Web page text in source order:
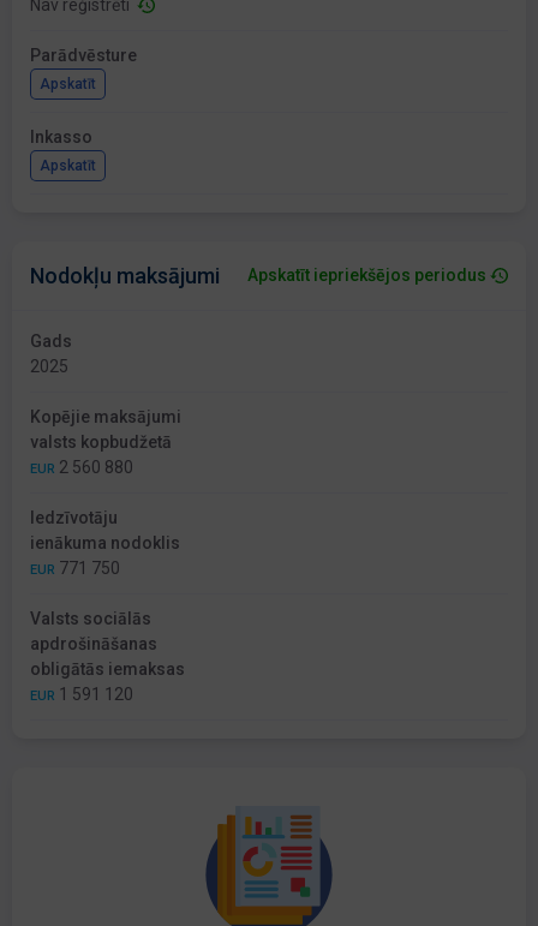
Nav reģistrēti
Parādvēsture
Apskatīt
Inkasso
Apskatīt
Nodokļu maksājumi Apskatīt iepriekšējos periodus
Gads
2025
Kopējie maksājumi
valsts kopbudžetā
EUR 2 560 880
Iedzīvotāju
ienākuma nodoklis
EUR 771 750
Valsts sociālās
apdrošināšanas
obligātās iemaksas
EUR 1 591 120